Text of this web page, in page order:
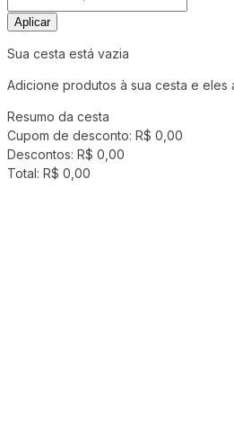
Aplicar
Sua cesta está vazia
Adicione produtos à sua cesta e eles
Resumo da cesta
Cupom de desconto: R$ 0,00
Descontos: R$ 0,00
Total: R$ 0,00